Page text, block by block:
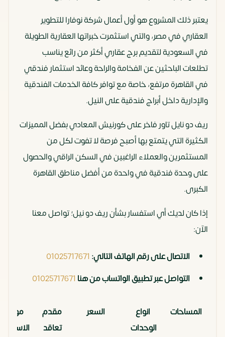
يعتبر ذلك المشروع هو أول أعمال شركة نوفارا للتطوير
العقاري في مصر، والتي استثمرت خبراتها العقارية الطويلة
في السعودية لتقديم برج عقاري أكثر من رائع يناسب
تطلعات الباحثين عن الفخامة والراحة وعائد استثمار فندقي
في القاهرة مرتفع، خاصة مع توافر كافة الخدمات الفندقية
والإدارية داخل أبراج فندقية على النيل.
ريف دو نايل تاور فاخر على كورنيش المعادي بفضل المميزات
الكثيرة التي يتمتع بها أصبح فرصة لا تفوت لكل من
المستثمرين والعملاء الراغبين في السكن الراقي والحصول
على وحدة فندقية في واحدة من أفضل مناطق القاهرة
الكبرى.
إذا كان لديك أي استفسار بشأن ريف دو نيل؛ تواصل معنا
الآن:
الاتصال على رقم الهاتف التالي: 01025717671
التواصل عبر تطبيق الواتساب من هنا 01025717671
المساحات
انواع
الوحدات
السعر
مقدم
تعاقد
موعد
الاستلام